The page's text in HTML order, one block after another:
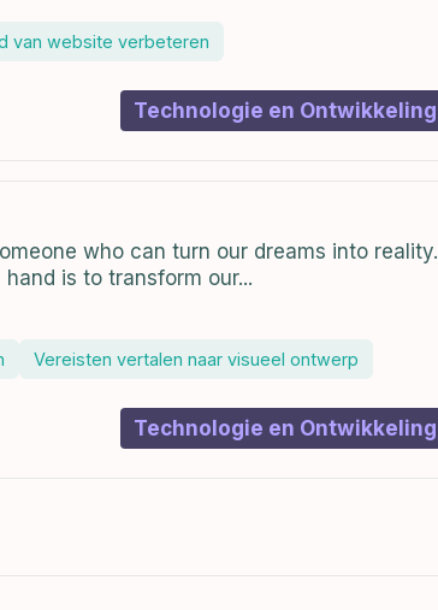
van website verbeteren
Technologie en Ontwikkeling
who can turn our dreams into reality.
is to transform our...
Vereisten vertalen naar visueel ontwerp
Technologie en Ontwikkeling